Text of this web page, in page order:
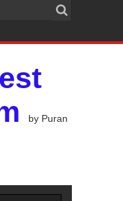
by Puran